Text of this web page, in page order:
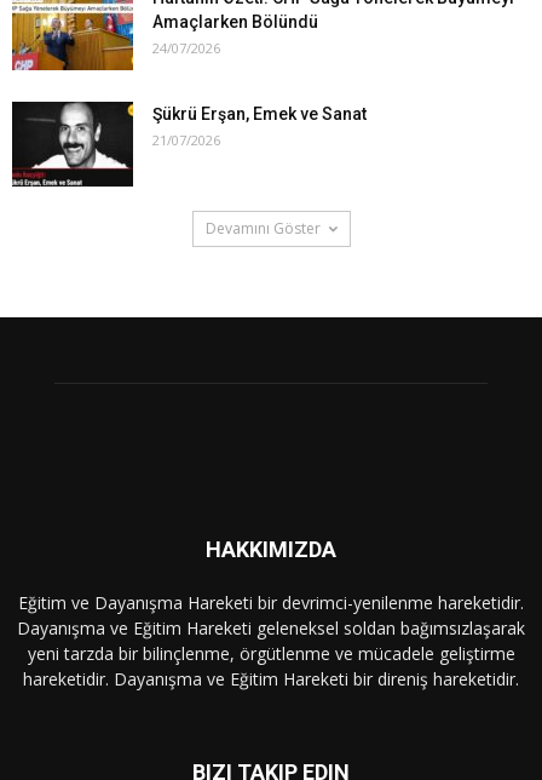
Amaçlarken Bölündü
24/07/2026
Şükrü Erşan, Emek ve Sanat
21/07/2026
Devamını Göster
HAKKIMIZDA
Eğitim ve Dayanışma Hareketi bir devrimci-yenilenme hareketidir.
Dayanışma ve Eğitim Hareketi geleneksel soldan bağımsızlaşarak
yeni tarzda bir bilinçlenme, örgütlenme ve mücadele geliştirme
hareketidir. Dayanışma ve Eğitim Hareketi bir direniş hareketidir.
BIZI TAKIP EDIN